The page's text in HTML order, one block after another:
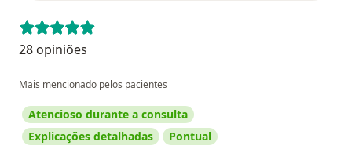
28 opiniões
Mais mencionado pelos pacientes
Atencioso durante a consulta
Explicações detalhadas
Pontual